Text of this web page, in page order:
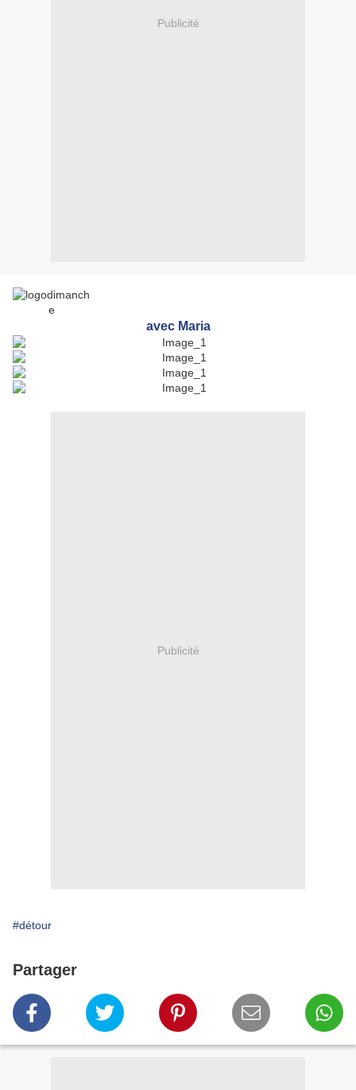
Publicité
avec Maria
Publicité
#détour
Partager